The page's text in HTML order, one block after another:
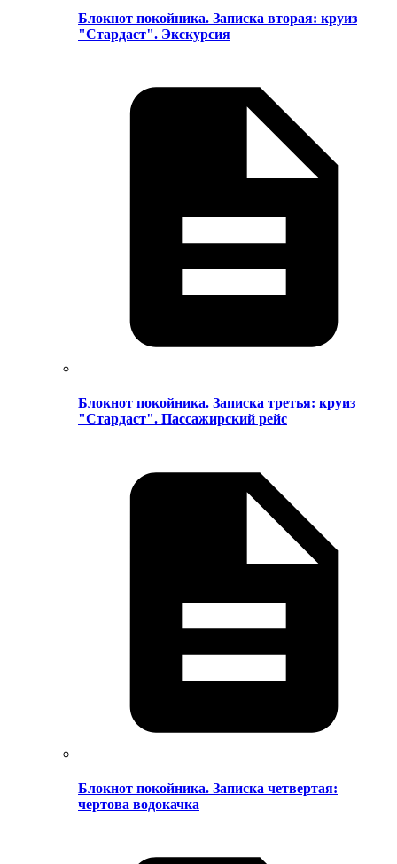
Блокнот покойника. Записка вторая: круиз
"Стардаст". Экскурсия
Блокнот покойника. Записка третья: круиз
"Стардаст". Пассажирский рейс
Блокнот покойника. Записка четвертая:
чертова водокачка